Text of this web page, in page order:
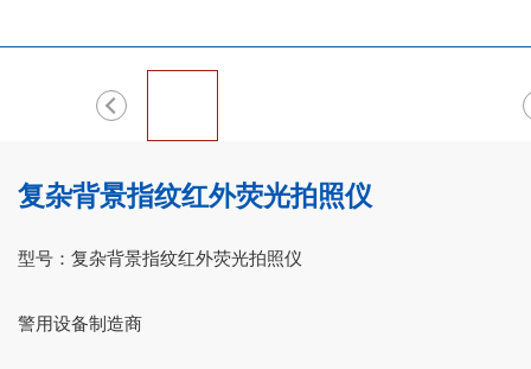
复杂背景指纹红外荧光拍照仪
型号：复杂背景指纹红外荧光拍照仪
警用设备制造商